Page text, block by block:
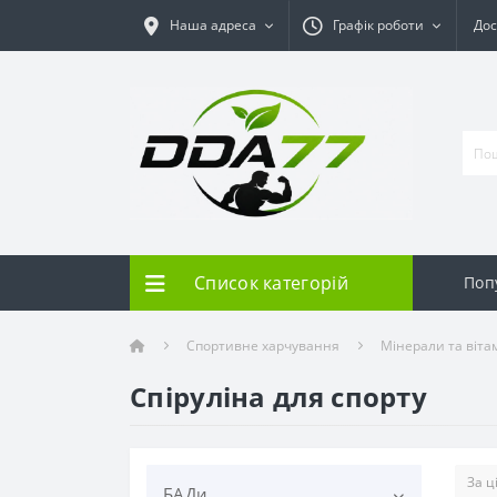
Наша адреса Графік роботи
Список категорій
Спортивне харчування Мінерали та
Спіруліна для спорту